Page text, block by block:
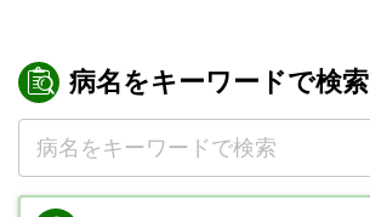
病名をキーワードで検索